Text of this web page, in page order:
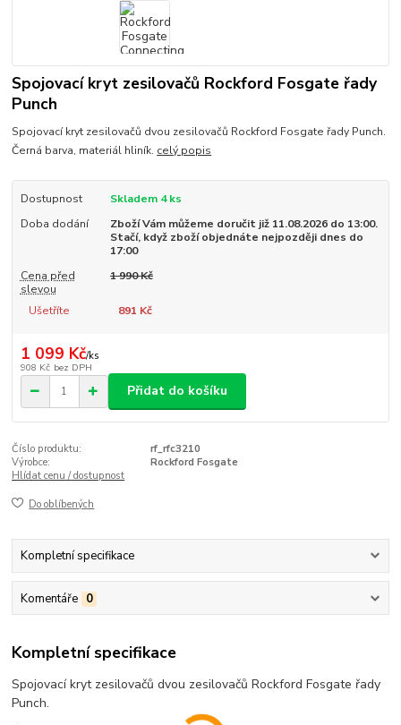
Spojovací kryt zesilovačů Rockford Fosgate řady
Punch
Spojovací kryt zesilovačů dvou zesilovačů Rockford Fosgate řady Punch.
Černá barva, materiál hliník. celý popis
Dostupnost
Skladem 4 ks
Doba dodání
Zboží Vám můžeme doručit již 11.08.2026 do 13:00.
Stačí, když zboží objednáte nejpozději dnes do
17:00
Cena před
slevou
1 990 Kč
Ušetříte 891 Kč
1 099 Kč/ks
908 Kč bez DPH
Přidat do košíku
Číslo produktu:
rf_rfc3210
Výrobce:
Rockford Fosgate
Hlídat cenu / dostupnost
Do oblíbených
Kompletní specifikace
Komentáře 0
Kompletní specifikace
Spojovací kryt zesilovačů dvou zesilovačů Rockford Fosgate řady
Punch.